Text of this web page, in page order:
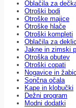
Oblačila za
Otroški bodi
Otroške majice
Otroške hlače
Otroški kompleti
Oblačila za
Jakne in zimski
Otroška obutev
Otroški copati
Nogavice in
Sončna očala
Kape in klobučki
Dežni program
Modni dodatki